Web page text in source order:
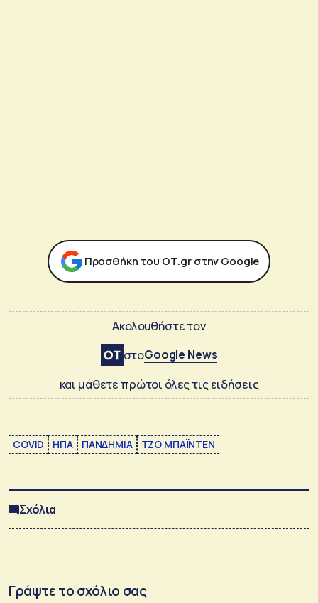
Προσθήκη του ΟΤ.gr στην Google
Ακολουθήστε τον
στοGoogle News
και μάθετε πρώτοι όλες τις ειδήσεις
COVID ΗΠΑ ΠΑΝΔΗΜΙΑ ΤΖΟ ΜΠΑΪΝΤΕΝ
Σχόλια
Γράψτε το σχόλιο σας